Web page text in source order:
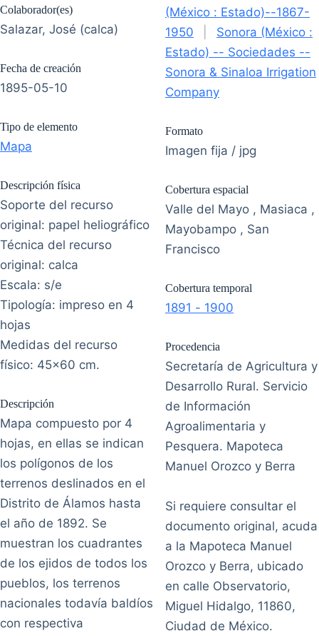
Colaborador(es)
Salazar, José (calca)
Fecha de creación
1895-05-10
Tipo de elemento
Mapa
Descripción física
Soporte del recurso
original: papel heliográfico
Técnica del recurso
original: calca
Escala: s/e
Tipología: impreso en 4
hojas
Medidas del recurso
físico: 45x60 cm.
Descripción
Mapa compuesto por 4
hojas, en ellas se indican
los polígonos de los
terrenos deslinados en el
Distrito de Álamos hasta
el año de 1892. Se
muestran los cuadrantes
de los ejidos de todos los
pueblos, los terrenos
nacionales todavía baldíos
con respectiva
(México : Estado)--1867-
1950
Sonora (México :
Estado) -- Sociedades --
Sonora & Sinaloa Irrigation
Company
Formato
Imagen fija / jpg
Cobertura espacial
Valle del Mayo , Masiaca ,
Mayobampo , San
Francisco
Cobertura temporal
1891 - 1900
Procedencia
Secretaría de Agricultura y
Desarrollo Rural. Servicio
de Información
Agroalimentaria y
Pesquera. Mapoteca
Manuel Orozco y Berra
Si requiere consultar el
documento original, acuda
a la Mapoteca Manuel
Orozco y Berra, ubicado
en calle Observatorio,
Miguel Hidalgo, 11860,
Ciudad de México.